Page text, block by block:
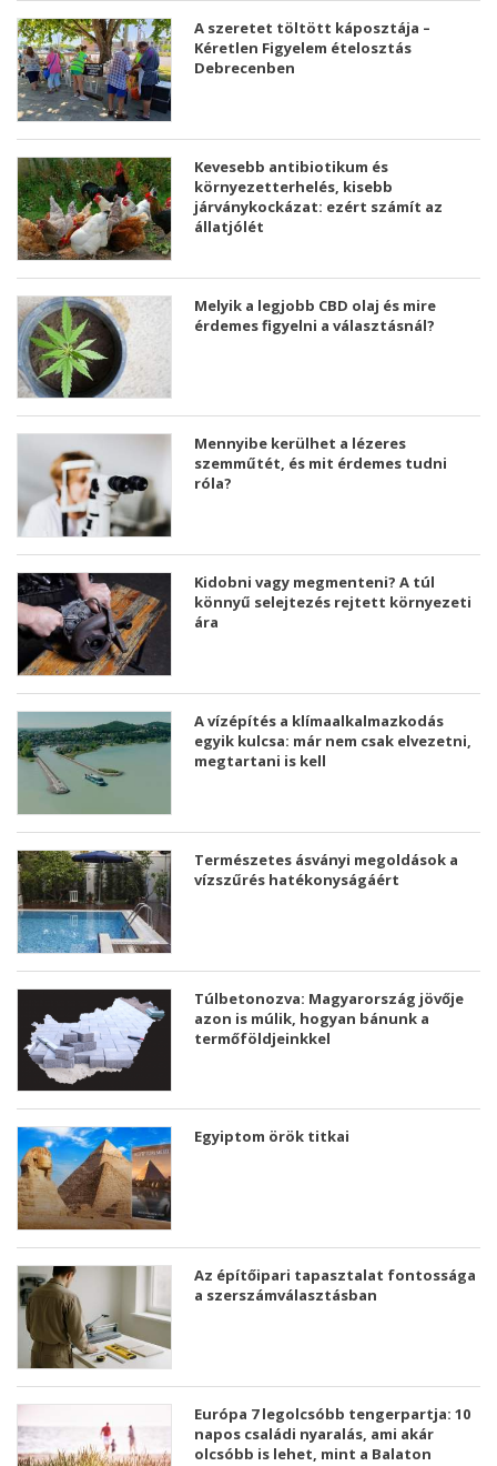
A szeretet töltött káposztája –
Kéretlen Figyelem ételosztás
Debrecenben
Kevesebb antibiotikum és
környezetterhelés, kisebb
járványkockázat: ezért számít az
állatjólét
Melyik a legjobb CBD olaj és mire
érdemes figyelni a választásnál?
Mennyibe kerülhet a lézeres
szemműtét, és mit érdemes tudni
róla?
Kidobni vagy megmenteni? A túl
könnyű selejtezés rejtett környezeti
ára
A vízépítés a klímaalkalmazkodás
egyik kulcsa: már nem csak elvezetni,
megtartani is kell
Természetes ásványi megoldások a
vízszűrés hatékonyságáért
Túlbetonozva: Magyarország jövője
azon is múlik, hogyan bánunk a
termőföldjeinkkel
Egyiptom örök titkai
Az építőipari tapasztalat fontossága
a szerszámválasztásban
Európa 7 legolcsóbb tengerpartja: 10
napos családi nyaralás, ami akár
olcsóbb is lehet, mint a Balaton